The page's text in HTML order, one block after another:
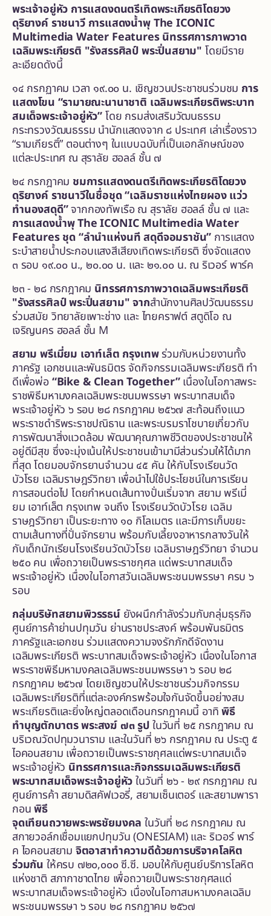
พระเจ้าอยู่หัว การแสดงดนตรีเทิดพระเกียรติโดยวง
ดุริยางค์ ราชนาวี การแสดงน้ำพุThe ICONIC
Multimedia Water Features นิทรรศการภาพวาด
เฉลิมพระเกียรติ "รังสรรศิลป์ พระปิ่นสยาม" โดยมีราย
ละเอียดดังนี้
๑๔ กรกฏาคม เวลา ๑๙.๐๐ น. เชิญชวนประชาชนร่วมชม การ
แสดงโขน “รามายณะนานาชาติ เฉลิมพระเกียรติพระบาท
สมเด็จพระเจ้าอยู่หัว”โดย กรมส่งเสริมวัฒนธรรม
กระทรวงวัฒนธรรม นำนักแสดงจาก ๘ ประเทศ เล่าเรื่องราว
“รามเกียรติ์” ตอนต่างๆ ในแบบฉบับที่เป็นเอกลักษณ์ของ
แต่ละประเทศ ณ สุราลัย ฮอลล์ ชั้น ๗
๒๔ กรกฎาคม ชมการแสดงดนตรีเทิดพระเกียรติโดยวง
ดุริยางค์ ราชนาวีในชื่อชุด “เฉลิมราชแห่งไทยผอง แว่ว
ทำนองสดุดี”จากกองทัพเรือ ณ สุราลัย ฮอลล์ ชั้น ๗ และ
การแสดงน้ำพุThe ICONIC Multimedia Water
Features ชุด “ลำนำแห่งนที สดุดีจอมราชัน” การแสดง
ระบำสายน้ำประกอบแสงสีเสียงเทิดพระเกียรติ ซึ่งจัดแสดง
๓ รอบ ๑๙.๐๐ น., ๒๐.๐๐ น. และ ๒๑.๐๐ น. ณ ริเวอร์ พาร์ค
๒๓ - ๒๘ กรกฎาคม นิทรรศการภาพวาดเฉลิมพระเกียรติ
"รังสรรศิลป์ พระปิ่นสยาม" จากสำนักงานศิลปวัฒนธรรม
ร่วมสมัย วิทยาลัยเพาะช่าง และ ไทยคราฟต์ สตูดิโอ ณ
เจริญนคร ฮอลล์ ชั้น M
สยาม พรีเมี่ยม เอาท์เล็ต กรุงเทพร่วมกับหน่วยงานทั้ง
ภาครัฐ เอกชนและพันธมิตร จัดกิจกรรมเฉลิมพระเกียรติ ทำ
ดีเพื่อพ่อ“Bike & Clean Together”เนื่องในโอกาสพระ
ราชพิธีมหามงคลเฉลิมพระชนมพรรษา พระบาทสมเด็จ
พระเจ้าอยู่หัว ๖ รอบ ๒๘ กรกฎาคม ๒๕๖๗ สะท้อนถึงแนว
พระราชดำริพระราชปณิธาน และพระบรมราโชบายเกี่ยวกับ
การพัฒนาสิ่งแวดล้อม พัฒนาคุณภาพชีวิตของประชาชนให้
อยู่ดีมีสุข ซึ่งจะมุ่งเน้นให้ประชาชนเข้ามามีส่วนร่วมให้ได้มาก
ที่สุด โดยมอบจักรยานจำนวน ๔๕ คัน ให้กับโรงเรียนวัด
บัวโรย เฉลิมราษฎร์วิทยา เพื่อนำไปใช้ประโยชน์ในการเรียน
การสอนต่อไป โดยกำหนดเส้นทางปั่นเริ่มจาก สยาม พรีเมี่
ยม เอาท์เล็ต กรุงเทพ จนถึง โรงเรียนวัดบัวโรย เฉลิม
ราษฎร์วิทยา เป็นระยะทาง ๑๐ กิโลเมตร และมีการเก็บขยะ
ตามเส้นทางที่ปั่นจักรยาน พร้อมกับเลี้ยงอาหารกลางวันให้
กับเด็กนักเรียนโรงเรียนวัดบัวโรย เฉลิมราษฎร์วิทยา จำนวน
๒๕๐ คน เพื่อถวายเป็นพระราชกุศล แด่พระบาทสมเด็จ
พระเจ้าอยู่หัว เนื่องในโอกาสวันเฉลิมพระชนมพรรษา ครบ ๖
รอบ
กลุ่มบริษัทสยามพิวรรธน์ยังผนึกกำลังร่วมกับกลุ่มธุรกิจ
ศูนย์การค้าย่านปทุมวัน ย่านราชประสงค์ พร้อมพันธมิตร
ภาครัฐและเอกชน ร่วมแสดงความจงรักภักดีจัดงาน
เฉลิมพระเกียรติ พระบาทสมเด็จพระเจ้าอยู่หัว เนื่องในโอกาส
พระราชพิธีมหามงคลเฉลิมพระชนมพรรษา ๖ รอบ ๒๘
กรกฎาคม ๒๕๖๗ โดยเชิญชวนให้ประชาชนร่วมกิจกรรม
เฉลิมพระเกียรติที่แต่ละองค์กรพร้อมใจกันจัดขึ้นอย่างสม
พระเกียรติและยิ่งใหญ่ตลอดเดือนกรกฎาคมนี้ อาทิพิธี
ทำบุญตักบาตร พระสงฆ์ ๗๓ รูปในวันที่ ๒๕ กรกฎาคม ณ
บริเวณวัดปทุมวนาราม และในวันที่ ๒๖ กรกฎาคม ณ ประตู ๕
ไอคอนสยาม เพื่อถวายเป็นพระราชกุศลแด่พระบาทสมเด็จ
พระเจ้าอยู่หัว นิทรรศการและกิจกรรมเฉลิมพระเกียรติ
พระบาทสมเด็จพระเจ้าอยู่หัวในวันที่ ๒๖ - ๒๙ กรกฎาคม ณ
ศูนย์การค้า สยามดิสคัฟเวอรี่, สยามเซ็นเตอร์ และสยามพารา
กอนพิธี
จุดเทียนถวายพระพรชัยมงคล ในวันที่ ๒๘ กรกฎาคม ณ
สกายวอล์กเชื่อมแยกปทุมวัน (ONESIAM) และ ริเวอร์ พาร์
ค ไอคอนสยาม จิตอาสาทำความดีด้วยการบริจาคโลหิต
ร่วมกัน ให้ครบ ๗๒๐,๐๐๐ ซี.ซี. มอบให้กับศูนย์บริการโลหิต
แห่งชาติ สภากาชาดไทย เพื่อถวายเป็นพระราชกุศลแด่
พระบาทสมเด็จพระเจ้าอยู่หัว เนื่องในโอกาสมหามงคลเฉลิม
พระชนมพรรษา ๖ รอบ ๒๘ กรกฎาคม ๒๕๖๗